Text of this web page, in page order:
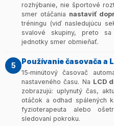
rozhýbanie, nie športové
smer otáčania nastaviť
tréningu (viď nasledujúcu
svalové skupiny, preto
jednotky smer obmieňať.
5 Používanie časovača a
15‑minútový časovač
nastaveného času. Na LCD
zobrazujú: uplynutý čas,
otáčok a odhad spálených
fyzioterapeuta alebo
sledovaní pokroku.